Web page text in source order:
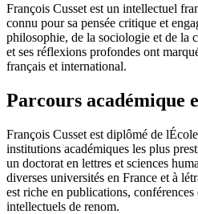
François Cusset est un intellectuel
connu pour sa pensée critique et
philosophie, de la sociologie et de la
et ses réflexions profondes ont
français et international.
Parcours académique
François Cusset est diplômé de
institutions académiques les plus
un doctorat en lettres et sciences
diverses universités en France et à
est riche en publications,
intellectuels de renom.